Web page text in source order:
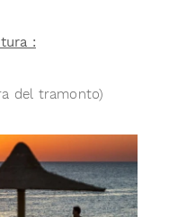
:
del tramonto)